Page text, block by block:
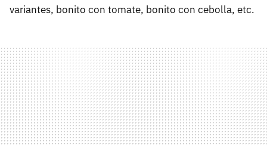
variantes, bonito con tomate, bonito con cebolla, etc.